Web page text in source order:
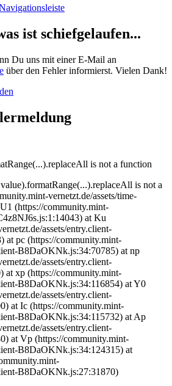
ist schiefgelaufen...
Du uns mit einer E-Mail an
über den Fehler informierst. Vielen Dank!
is not a function
is not a
vernetzt.de/assets/time-
(https://community.mint-
at Ku
assets/entry.client-
at pc (https://community.mint-
B8DaOKNk.js:34:70785) at np
assets/entry.client-
at xp (https://community.mint-
B8DaOKNk.js:34:116854) at Y0
assets/entry.client-
at Ic (https://community.mint-
B8DaOKNk.js:34:115732) at Ap
assets/entry.client-
at Vp (https://community.mint-
B8DaOKNk.js:34:124315) at
B8DaOKNk.js:27:31870)